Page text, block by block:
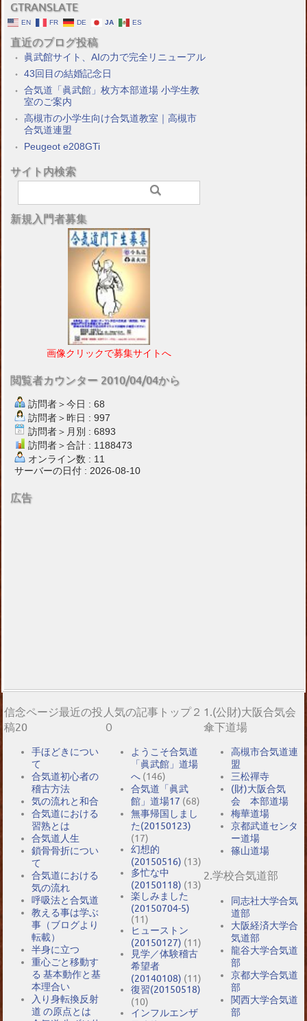
GTRANSLATE
EN FR DE JA ES
直近のブログ投稿
眞武館サイト、AIの力で完全リニューアル
43回目の結婚記念日
合気道「眞武館」枚方本部道場 小学生教
室のご案内
高槻市の小学生向け合気道教室｜高槻市
合気道連盟
Peugeot e208GTi
サイト内検索
新規入門者募集
画像クリックで募集サイトへ
閲覧者カウンター 2010/04/04から
訪問者＞今日 : 68
訪問者＞昨日 : 997
訪問者＞月別 : 6893
訪問者＞合計 : 1188473
オンライン数 : 11
サーバーの日付 : 2026-08-10
広告
信念ページ最近の投
稿20
手ほどきについ
て
合気道初心者の
稽古方法
気の流れと和合
合気道における
習熟とは
合気道人生
鎖骨骨折につい
て
合気道における
気の流れ
呼吸法と合気道
教える事は学ぶ
事（ブログより
転載）
半身に立つ
重心ごと移動す
る 基本動作と基
本理合い
入り身転換反射
道 の原点とは
人気の記事トップ２
０
ようこそ合気道
「眞武館」道場
へ (146)
合気道「眞武
館」道場17 (68)
無事帰国しまし
た(20150123)
(17)
幻想的
(20150516) (13)
多忙な中
(20150118) (13)
楽しみました
(20150704-5)
(11)
ヒューストン
(20150127) (11)
見学／体験稽古
希望者
(20140108) (11)
復習(20150518)
(10)
インフルエンザ
1.(公財)大阪合気会
傘下道場
高槻市合気道連
盟
三松禪寺
(財)大阪合気
会 本部道場
梅華道場
京都武道センタ
ー道場
篠山道場
2.学校合気道部
同志社大学合気
道部
大阪経済大学合
気道部
龍谷大学合気道
部
京都大学合気道
部
関西大学合気道
部